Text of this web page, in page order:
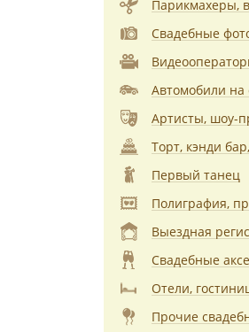
Парикмахеры,
Свадебные
Автомобили на
Артисты, шоу-
Торт, кэнди
Первый танец
Полиграфия,
Выездная
Свадебные
Отели,
Прочие